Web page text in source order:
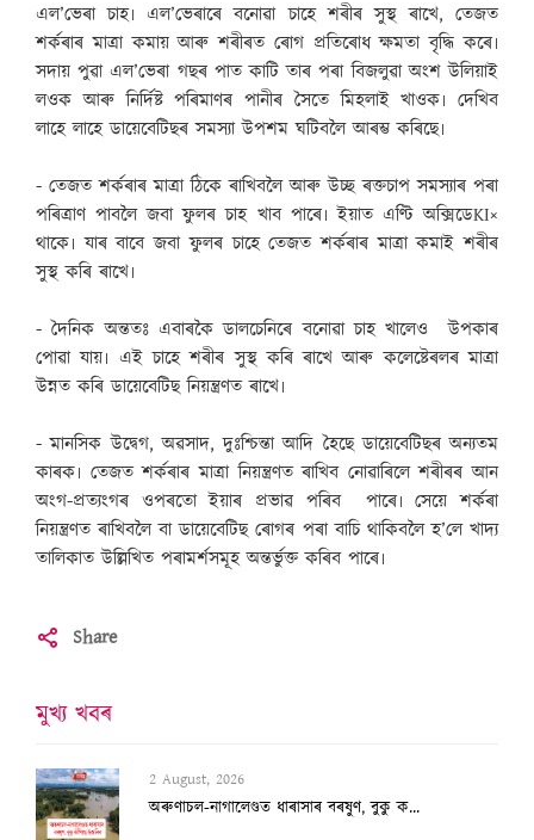
এল’ভেৰা চাহ৷ এল’ভেৰাৰে বনোৱা চাহে শৰীৰ সুস্থ ৰাখে, তেজত
শৰ্কৰাৰ মাত্ৰা কমায় আৰু শৰীৰত ৰোগ প্ৰতিৰোধ ক্ষমতা বৃদ্ধি কৰে৷
সদায় পুৱা এল’ভেৰা গছৰ পাত কাটি তাৰ পৰা বিজলুৱা অংশ উলিয়াই
লওক আৰু নিৰ্দিষ্ট পৰিমাণৰ পানীৰ সৈতে মিহলাই খাওক৷ দেখিব
লাহে লাহে ডায়েবেটিছৰ সমস্যা উপশম ঘটিবলৈ আৰম্ভ কৰিছে৷
- তেজত শৰ্কৰাৰ মাত্ৰা ঠিকে ৰাখিবলৈ আৰু উচ্ছ ৰক্তচাপ সমস্যাৰ পৰা
পৰিত্ৰাণ পাবলৈ জবা ফুলৰ চাহ খাব পাৰে৷ ইয়াত এণ্টি অক্সিডেKI×
থাকে৷ যাৰ বাবে জবা ফুলৰ চাহে তেজত শৰ্কৰাৰ মাত্ৰা কমাই শৰীৰ
সুস্থ কৰি ৰাখে৷
- দৈনিক অন্ততঃ এবাৰকৈ ডালচেনিৰে বনোৱা চাহ খালেও উপকাৰ
পোৱা যায়৷ এই চাহে শৰীৰ সুস্থ কৰি ৰাখে আৰু কলেষ্টেৰলৰ মাত্ৰা
উন্নত কৰি ডায়েবেটিছ নিয়ন্ত্ৰণত ৰাখে৷
- মানসিক উদ্বেগ, অৱসাদ, দুঃশ্চিন্তা আদি হৈছে ডায়েবেটিছৰ অন্যতম
কাৰক৷ তেজত শৰ্কৰাৰ মাত্ৰা নিয়ন্ত্ৰণত ৰাখিব নোৱাৰিলে শৰীৰৰ আন
অংগ-প্ৰত্যংগৰ ওপৰতো ইয়াৰ প্ৰভাৱ পৰিব পাৰে৷ সেয়ে শৰ্কৰা
নিয়ন্ত্ৰণত ৰাখিবলৈ বা ডায়েবেটিছ ৰোগৰ পৰা বাচি থাকিবলৈ হ’লে খাদ্য
তালিকাত উল্লিখিত পৰামৰ্শসমূহ অন্তৰ্ভুক্ত কৰিব পাৰে৷
Share
মুখ্য খবৰ
2 August, 2026
অৰুণাচল-নাগালেণ্ডত ধাৰাসাৰ বৰষুণ, বুকু ক...